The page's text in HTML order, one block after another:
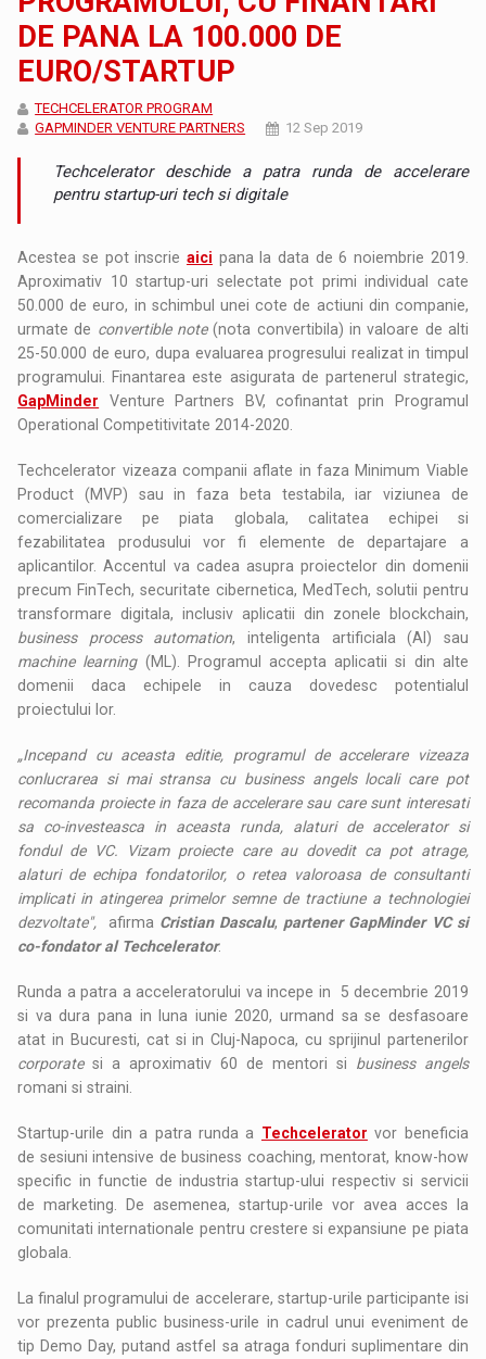
DE PANA LA 100.000 DE
EURO/STARTUP
TECHCELERATOR PROGRAM
GAPMINDER VENTURE PARTNERS
12 Sep 2019
Techcelerator deschide a patra runda de accelerare
pentru startup-uri tech si digitale
Acestea se pot inscrie aici pana la data de 6 noiembrie 2019.
Aproximativ 10 startup-uri selectate pot primi individual cate
50.000 de euro, in schimbul unei cote de actiuni din companie,
urmate de convertible note(nota convertibila) in valoare de alti
25-50.000 de euro, dupa evaluarea progresului realizat in timpul
programului. Finantarea este asigurata de partenerul strategic,
GapMinder Venture Partners BV, cofinantat prin Programul
Operational Competitivitate 2014-2020.
Techcelerator vizeaza companii aflate in faza Minimum Viable
Product (MVP) sau in faza beta testabila, iar viziunea de
comercializare pe piata globala, calitatea echipei si
fezabilitatea produsului vor fi elemente de departajare a
aplicantilor. Accentul va cadea asupra proiectelor din domenii
precum FinTech, securitate cibernetica, MedTech, solutii pentru
transformare digitala, inclusiv aplicatii din zonele blockchain,
business process automation, inteligenta artificiala (AI) sau
machine learning(ML). Programul accepta aplicatii si din alte
domenii daca echipele in cauza dovedesc potentialul
proiectului lor.
„Incepand cu aceasta editie, programul de accelerare vizeaza
conlucrarea si mai stransa cu business angels locali care pot
recomanda proiecte in faza de accelerare sau care sunt interesati
sa co-investeasca in aceasta runda, alaturi de accelerator si
fondul de VC. Vizam proiecte care au dovedit ca pot atrage,
alaturi de echipa fondatorilor, o retea valoroasa de consultanti
implicati in atingerea primelor semne de tractiune a technologiei
dezvoltate", afirma Cristian Dascalu, partener GapMinder VC si
co-fondator al Techcelerator.
Runda a patra a acceleratorului va incepe in 5 decembrie 2019
si va dura pana in luna iunie 2020, urmand sa se desfasoare
atat in Bucuresti, cat si in Cluj-Napoca, cu sprijinul partenerilor
corporatesi a aproximativ 60 de mentori si business angels
romani si straini.
Startup-urile din a patra runda a Techcelerator vor beneficia
de sesiuni intensive de business coaching, mentorat, know-how
specific in functie de industria startup-ului respectiv si servicii
de marketing. De asemenea, startup-urile vor avea acces la
comunitati internationale pentru crestere si expansiune pe piata
globala.
La finalul programului de accelerare, startup-urile participante isi
vor prezenta public business-urile in cadrul unui eveniment de
tip Demo Day, putand astfel sa atraga fonduri suplimentare din